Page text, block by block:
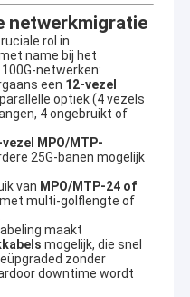
Beëindiging
dan 10 W
netwerkmigratie
rol in
name bij het
netwerken:
een 12-vezel
optiek (4 vezels
4 ongebruikt of
vezel MPO/MTP-
25G-banen mogelijk
van MPO/MTP-24 of
multi-golflengte of
maakt
mogelijk, die snel
zonder
downtime wordt